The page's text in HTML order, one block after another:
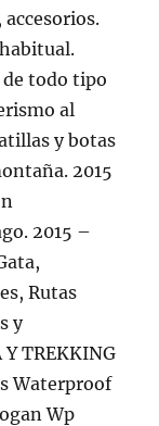
de todo tipo
al
y botas
2015
2015 –
Rutas
y
TREKKING
Waterproof
Wp